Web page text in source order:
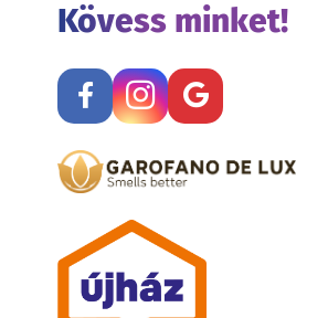
Kövess minket!